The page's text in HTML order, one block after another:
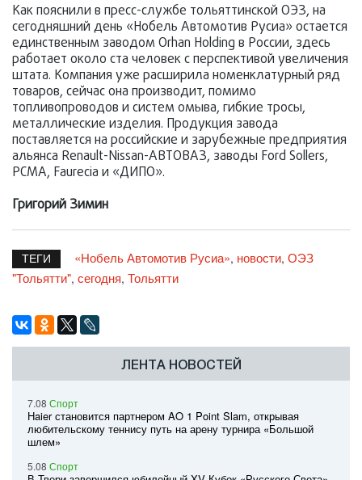
Как пояснили в пресс-службе тольяттинской ОЭЗ, на
сегодняшний день «Нобель Автомотив Русиа» остается
единственным заводом Orhan Holding в России, здесь
работает около ста человек с перспективой увеличения
штата. Компания уже расширила номенклатурный ряд
товаров, сейчас она производит, помимо
топливопроводов и систем омыва, гибкие тросы,
металлические изделия. Продукция завода
поставляется на российские и зарубежные предприятия
альянса Renault-Nissan-АВТОВАЗ, заводы Ford Sollers,
PCMA, Faurecia и «ДИПО».
Григорий Зимин
ТЕГИ «Нобель Автомотив Русиа», новости, ОЭЗ
"Тольятти", сегодня, Тольятти
ЛЕНТА НОВОСТЕЙ
7.08 Спорт
Haier становится партнером AO 1 Point Slam, открывая
любительскому теннису путь на арену турнира «Большой
шлем»
5.08 Спорт